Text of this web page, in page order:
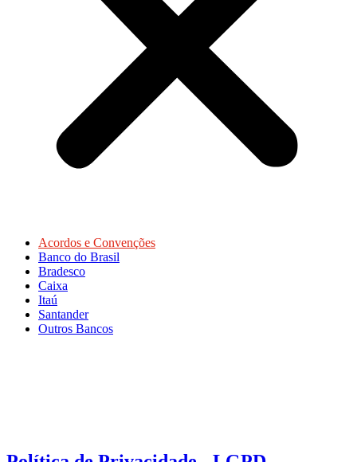
Acordos e Convenções
Banco do Brasil
Bradesco
Caixa
Itaú
Santander
Outros Bancos